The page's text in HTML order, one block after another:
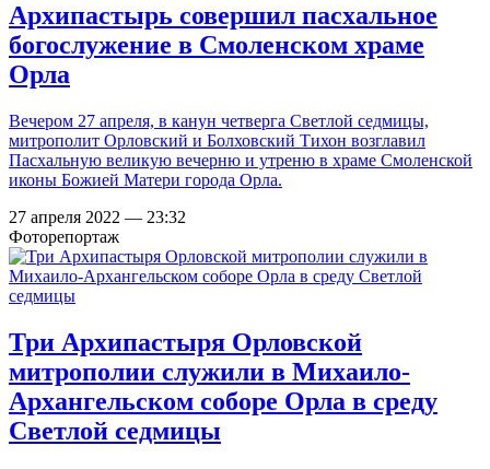
Архипастырь совершил пасхальное
богослужение в Смоленском храме
Орла
Вечером 27 апреля, в канун четверга Светлой седмицы,
митрополит Орловский и Болховский Тихон возглавил
Пасхальную великую вечерню и утреню в храме Смоленской
иконы Божией Матери города Орла.
27 апреля 2022 — 23:32
Фоторепортаж
Три Архипастыря Орловской
митрополии служили в Михаило-
Архангельском соборе Орла в среду
Светлой седмицы